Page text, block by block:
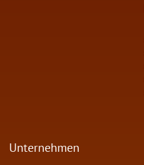
Unternehmen